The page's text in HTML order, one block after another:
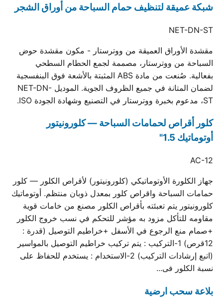
شبكة عميقة لتنظيف حمام السباحة من أوراق الشجر
NET-DN-ST
مقشدة الأوراق العميقة من ووترستار - مكون مقشدة حوض
السباحة من ووترستار، مصممة لجمع الحطام السطحي
بفعالية. صُنعت من مادة ABS المثبتة بالأشعة فوق البنفسجية
لضمان المتانة في جميع الظروف الجوية. الموديل NET-DN-
ST، مدعوم بخبرة ووترستار في التصنيع وشهادة الجودة ISO.
كلور أقراص لحمامات السباحة — كلورونيتور
أوتوماتيك 1.5"
AC-12
جهاز الكلورة الأوتوماتيكي (كلورونيتور) لأقراص الكلور — كلور
حمامات السباحة واقراص كلور بمعدل ذوبان منتظم. أوتوماتيك
كلورونيتور يتم تعبئته بأقراص الكلور مصنع من خامات قوية
مقاومه للتأكل مزود به مؤشر للتحكم في نسب خروج الكلور
+صمام منع الرجوع في الأسفل +خراطيم التوصيل (قدرة :
12قرص) 1-التركيب : يتم تركيب خراطيم التوصيل بالمواسير
(اتبع إرشادات التركيب) 2-الاستخدام : يستخدم للحفاظ على
نسبة الكلور فى...
بلاعة سحب ارضية